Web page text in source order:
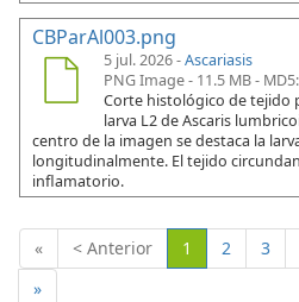
CBParAl003.png
5 jul. 2026 -Ascariasis
PNG Image - 11.5 MB -
Corte histológico de tejido
larva L2 de Ascaris
centro de la imagen se destaca la
longitudinalmente. El tejido
inflamatorio.
« < Anterior 1 (Actual)
2 3
»